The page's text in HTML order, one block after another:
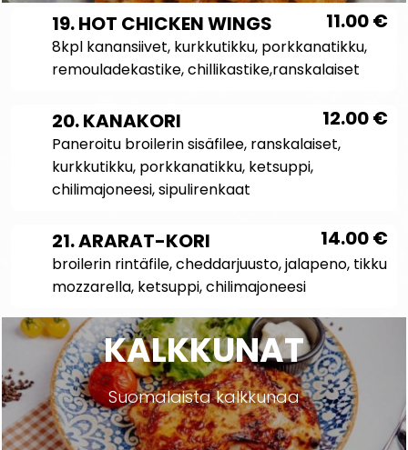
11.00€
19. HOT CHICKEN WINGS
8kpl kanansiivet, kurkkutikku, porkkanatikku,
remouladekastike, chillikastike,ranskalaiset
12.00€
20. KANAKORI
Paneroitu broilerin sisäfilee, ranskalaiset,
kurkkutikku, porkkanatikku, ketsuppi,
chilimajoneesi, sipulirenkaat
14.00€
21. ARARAT-KORI
broilerin rintäfile, cheddarjuusto, jalapeno, tikku
mozzarella, ketsuppi, chilimajoneesi
KALKKUNAT
Suomalaista kalkkunaa